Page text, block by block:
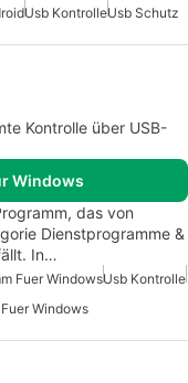
Usb KontrolleUsb Schutz
Kontrolle über USB-
Windows
das von
Dienstprogramme &
In…
Fuer WindowsUsb Kontrolle
Windows